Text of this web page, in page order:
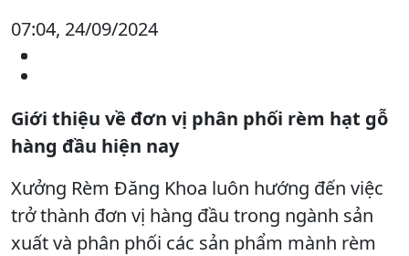
07:04, 24/09/2024
Giới thiệu về đơn vị phân phối rèm hạt gỗ
hàng đầu hiện nay
Xưởng Rèm Đăng Khoa luôn hướng đến việc
trở thành đơn vị hàng đầu trong ngành sản
xuất và phân phối các sản phẩm mành rèm